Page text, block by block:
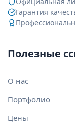
Гарантия
Полезные
О нас
Портфолио
Цены